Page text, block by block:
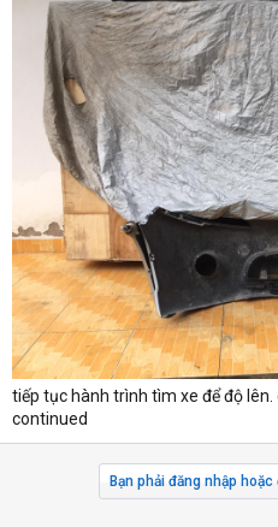
tiếp tục hành trình tìm xe để độ lên.
continued
Bạn phải đăng nhập